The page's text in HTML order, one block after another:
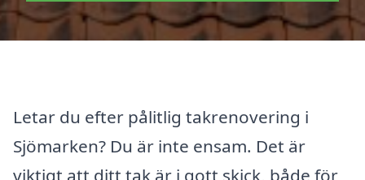
Letar du efter pålitlig takrenovering i
Sjömarken? Du är inte ensam. Det är
viktigt att ditt tak är i gott skick, både för